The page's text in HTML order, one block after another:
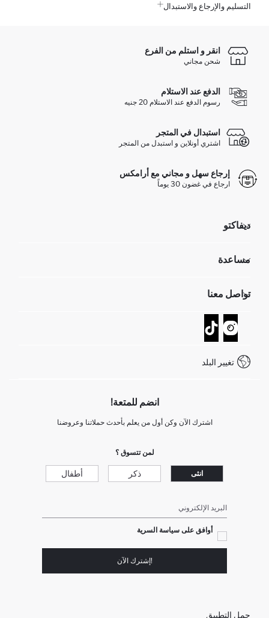
التسليم والإرجاع والاستبدال
انقر و استلم من الفرع
شحن مجاني
الدفع عند الاستلام
رسوم الدفع عند الاستلام 20 جنيه
استبدال في المتجر
اشتري أونلاين و استبدل من المتجر
إرجاع سهل و مجاني مع أرامكس
ارجاع في غضون 30 يوماً
ديفاكتو
تعرف علينا
GIFT CLUB
مساعدة
عمليات الارجاع و الاستبدال السهلة
تتبع الشحنة
كيف يمكنك التسوق في ديفاكتو ؟
كيف تدفع في ديفاكتو؟
شروط المنافسة
تواصل معنا
نموذج الاتصال
خدمة العملاء
Call Center 19782
تغيير البلد
انضم للمتعة!
اشترك الآن وكن أول من يعلم بأحدث حملاتنا وعروضنا
لمن تتسوق ؟
انثى ذكر أطفال
البريد الإلكتروني
أوافق على سياسة السرية
!إشترك الآن
حمل التطبيق